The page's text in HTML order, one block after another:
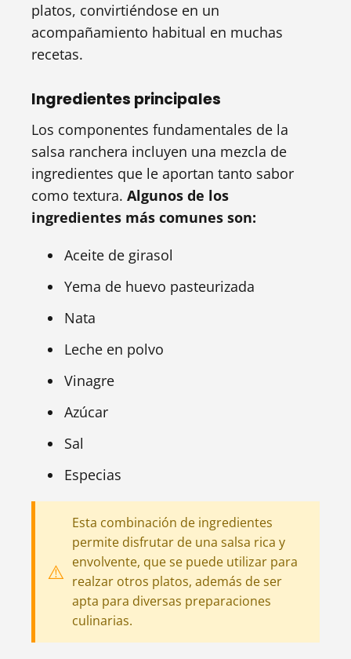
platos, convirtiéndose en un
acompañamiento habitual en muchas
recetas.
Ingredientes principales
Los componentes fundamentales de la
salsa ranchera incluyen una mezcla de
ingredientes que le aportan tanto sabor
como textura. Algunos de los
ingredientes más comunes son:
Aceite de girasol
Yema de huevo pasteurizada
Nata
Leche en polvo
Vinagre
Azúcar
Sal
Especias
Esta combinación de ingredientes
permite disfrutar de una salsa rica y
envolvente, que se puede utilizar para
realzar otros platos, además de ser
apta para diversas preparaciones
culinarias.